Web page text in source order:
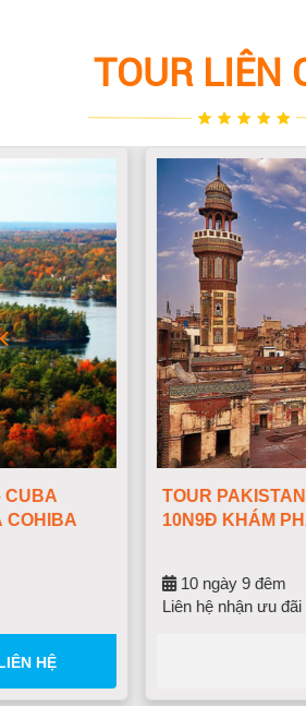
TOUR LIÊN
TOUR PAKISTAN MÙA THU
10N9Đ KHÁM PHÁ VƯỜN ĐỊA
Liên hệ nhận ưu đãi